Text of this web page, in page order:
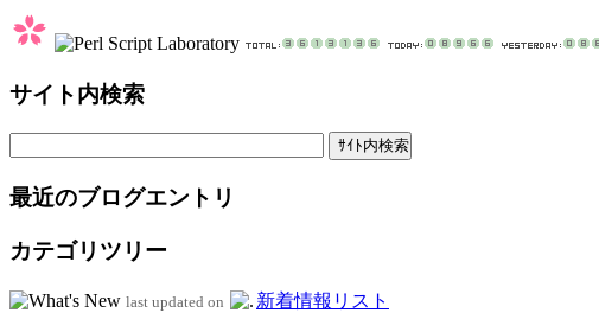
サイト内検索
最近のブログエントリ
カテゴリツリー
last updated on 新着情報リスト